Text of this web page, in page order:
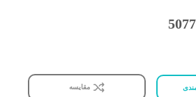
مقایسه